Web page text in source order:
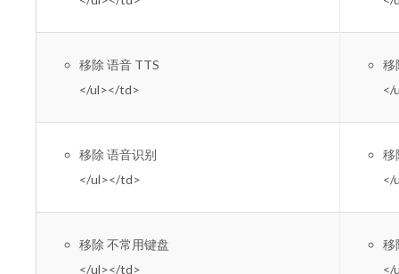
移除 语音 TTS
</ul></td>
移
</
移除 语音识别
</ul></td>
移
</
移除 不常用键盘
</ul></td>
移
</